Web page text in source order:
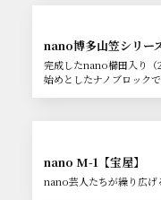
nano博多山笠シリー
完成したnano櫛田入り（
始めとしたナノブロック
nano M-1【宝屋】
nano芸人たちが繰り広げ